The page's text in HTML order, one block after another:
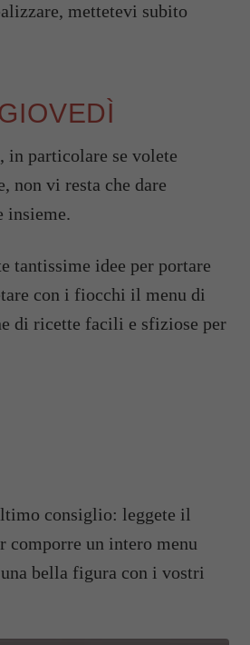
mettetevi subito
, in particolare se volete
non vi resta che dare
insieme.
tantissime idee per portare
con i fiocchi il menu di
di ricette facili e sfiziose per
consiglio: leggete il
comporre un intero menu
bella figura con i vostri